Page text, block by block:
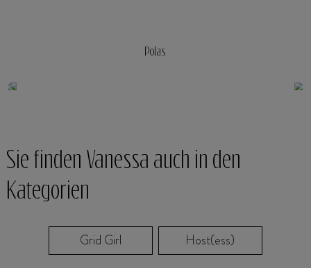
Polas
Sie finden Vanessa auch in den
Kategorien
Grid Girl Host(ess)